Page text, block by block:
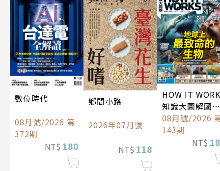
數位時代
08月號/2026 第
372期
NT$ 180
鄉間小路
2026年07月號
NT$ 118
HOW IT
知識大圖解國際
中文版
08月號/2026
143期
NT$